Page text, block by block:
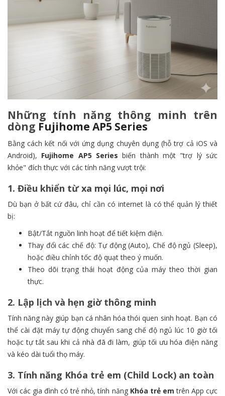
Những tính năng thông minh trên
dòng Fujihome AP5 Series
Bằng cách kết nối với ứng dụng chuyên dụng (hỗ trợ cả iOS và
Android), Fujihome AP5 Series biến thành một "trợ lý sức
khỏe" đích thực với các tính năng vượt trội:
1. Điều khiển từ xa mọi lúc, mọi nơi
Dù bạn ở bất cứ đâu, chỉ cần có internet là có thể quản lý thiết
bị:
Bật/Tắt nguồn linh hoạt để tiết kiệm điện.
Thay đổi các chế độ: Tự động (Auto), Chế độ ngủ (Sleep),
hoặc điều chỉnh tốc độ quạt theo ý muốn.
Theo dõi trạng thái hoạt động của máy theo thời gian
thực.
2. Lập lịch và hẹn giờ thông minh
Tính năng này giúp bạn cá nhân hóa thói quen sinh hoạt. Bạn có
thể cài đặt máy tự động chuyển sang chế độ ngủ lúc 10 giờ tối
hoặc tự tắt sau khi cả nhà đã đi làm, giúp tối ưu hóa điện năng
và kéo dài tuổi thọ máy.
3. Tính năng Khóa trẻ em (Child Lock) an toàn
Với các gia đình có trẻ nhỏ, tính năng Khóa trẻ em trên App cực